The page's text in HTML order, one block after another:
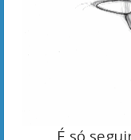
É só